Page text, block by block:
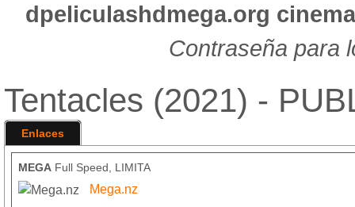
dpeliculashdmega.org
Contraseña para
Tentacles (2021) -
Enlaces
MEGA Full Speed, LIMITA
Mega.nz